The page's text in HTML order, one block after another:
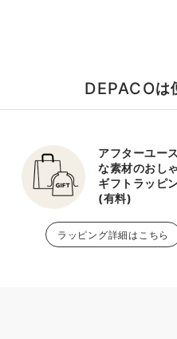
DEPACOは
アフターユー
な素材のおし
ギフトラッピ
(有料)
ラッピング詳細はこちら